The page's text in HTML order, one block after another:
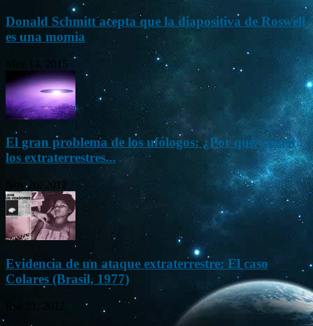
Donald Schmitt acepta que la diapositiva de Roswell
es una momia
May 14, 2015
El gran problema de los ufólogos: ¿Por qué vienen
los extraterrestres...
Nov 26, 2012
Evidencia de un ataque extraterrestre: El caso
Colares (Brasil, 1977)
Ene 21, 2012